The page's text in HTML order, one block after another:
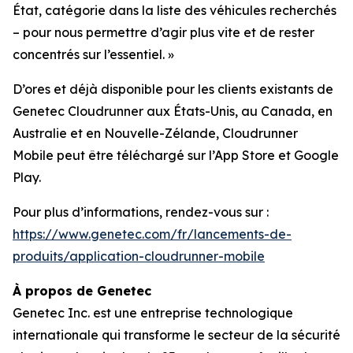
État, catégorie dans la liste des véhicules recherchés
– pour nous permettre d’agir plus vite et de rester
concentrés sur l’essentiel. »
D’ores et déjà disponible pour les clients existants de
Genetec Cloudrunner aux États-Unis, au Canada, en
Australie et en Nouvelle-Zélande, Cloudrunner
Mobile peut être téléchargé sur l’App Store et Google
Play.
Pour plus d’informations, rendez-vous sur :
https://www.genetec.com/fr/lancements-de-
produits/application-cloudrunner-mobile
À propos de Genetec
Genetec Inc. est une entreprise technologique
internationale qui transforme le secteur de la sécurité